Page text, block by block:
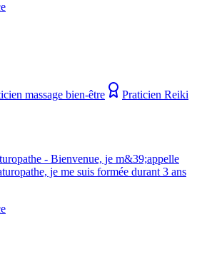
massage bien-être
Praticien Reiki
- Bienvenue, je m&39;appelle
je me suis formée durant 3 ans